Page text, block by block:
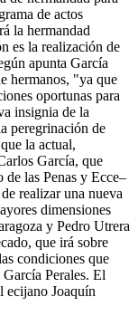
de actos
la hermandad
es la realización de
apunta García
hermanos, "ya que
oportunas para
insignia de la
peregrinación de
la actual,
García, que
de las Penas y Ecce–
realizar una nueva
dimensiones
y Pedro Utrera
que irá sobre
condiciones que
Perales. El
ecijano Joaquín